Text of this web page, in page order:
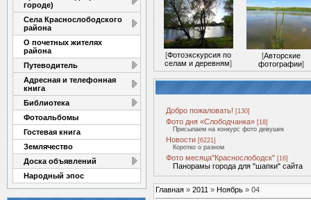
городе)
Села Краснослободского
района
О почетных жителях
района
Путеводитель
Адресная и телефонная
книга
Библиотека
Фотоальбомы
Гостевая книга
Землячество
Доска объявлений
Народный эпос
[Фотоэкскурсия по
селам и деревням]
[Авторские
фотографии]
Добро пожаловать! [130]
Фото дня «Слободчанка» [18]
Присылаем на конкурс фото девушек
Новости [6221]
Коротко о разном
Фото месяца"Краснослободск" [16]
Панорамы города для "шапки" сайта
Главная » 2011 » Ноябрь » 04